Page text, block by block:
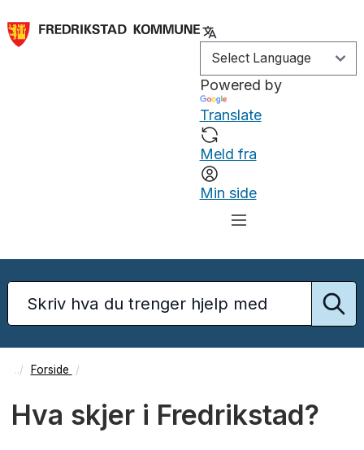
Powered by
Translate
Meld fra
Min side
Forside
Hva skjer i Fredrikstad?